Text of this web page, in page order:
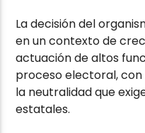
La decisión del
en un contexto de
actuación de altos
proceso electoral,
la neutralidad que
estatales.